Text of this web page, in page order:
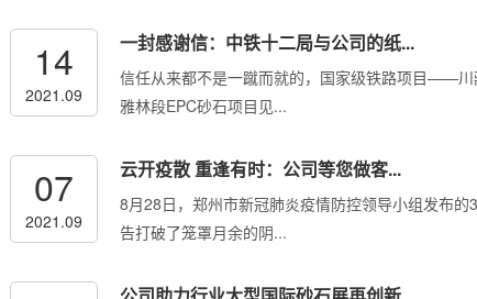
14
2021.09
一封感谢信：中铁十二局与公司的纸...
信任从来都不是一蹴而就的，国家级铁路项目——川
雅林段EPC砂石项目见...
07
2021.09
云开疫散 重逢有时：公司等您做客...
8月28日，郑州市新冠肺炎疫情防控领导小组发布的
告打破了笼罩月余的阴...